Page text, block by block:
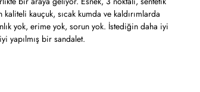
kauçuk, sıcak kumda ve kaldırımlarda
yok, erime yok, sorun yok. İstediğin daha iyi
yapılmış bir sandalet.